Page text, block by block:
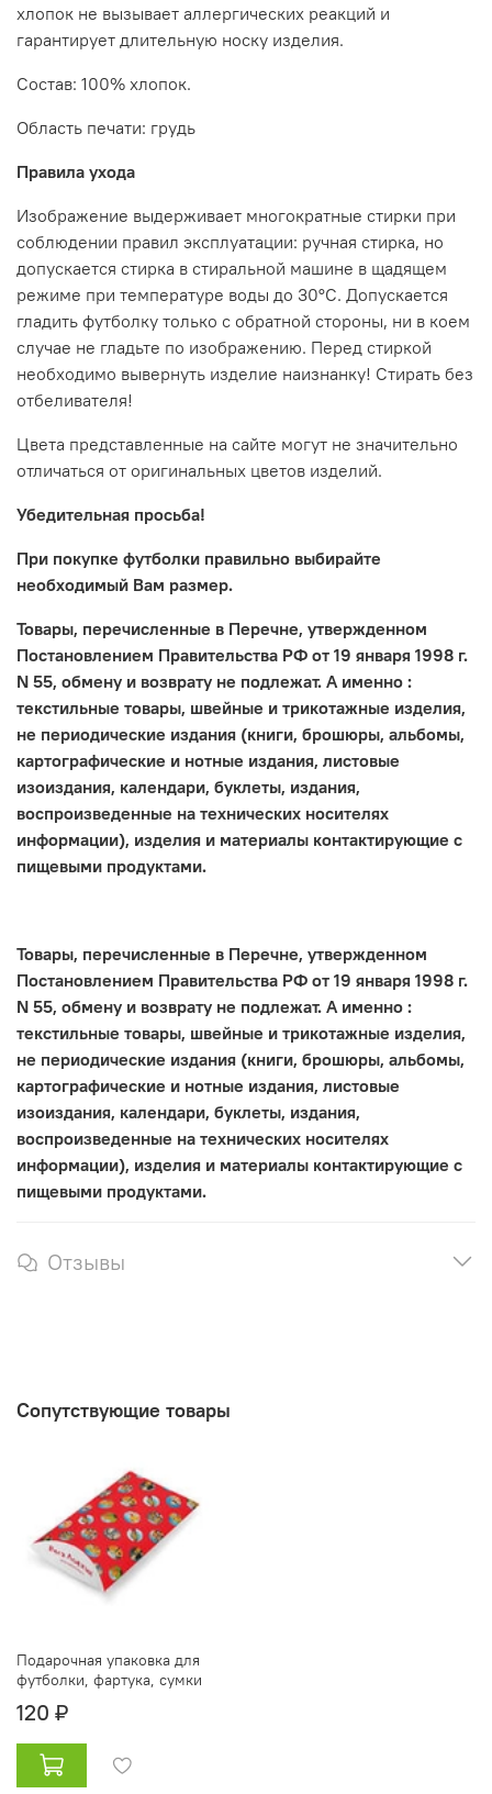
хлопок не вызывает аллергических реакций и
гарантирует длительную носку изделия.
Состав: 100% хлопок.
Область печати: грудь
Правила ухода
Изображение выдерживает многократные стирки при
соблюдении правил эксплуатации: ручная стирка, но
допускается стирка в стиральной машине в щадящем
режиме при температуре воды до 30°C. Допускается
гладить футболку только с обратной стороны, ни в коем
случае не гладьте по изображению. Перед стиркой
необходимо вывернуть изделие наизнанку! Стирать без
отбеливателя!
Цвета представленные на сайте могут не значительно
отличаться от оригинальных цветов изделий.
Убедительная просьба!
При покупке футболки правильно выбирайте
необходимый Вам размер.
Товары, перечисленные в Перечне, утвержденном
Постановлением Правительства РФ от 19 января 1998 г.
N 55, обмену и возврату не подлежат. А именно :
текстильные товары, швейные и трикотажные изделия,
не периодические издания (книги, брошюры, альбомы,
картографические и нотные издания, листовые
изоиздания, календари, буклеты, издания,
воспроизведенные на технических носителях
информации), изделия и материалы контактирующие с
пищевыми продуктами.
Товары, перечисленные в Перечне, утвержденном
Постановлением Правительства РФ от 19 января 1998 г.
N 55, обмену и возврату не подлежат. А именно :
текстильные товары, швейные и трикотажные изделия,
не периодические издания (книги, брошюры, альбомы,
картографические и нотные издания, листовые
изоиздания, календари, буклеты, издания,
воспроизведенные на технических носителях
информации), изделия и материалы контактирующие с
пищевыми продуктами.
Отзывы
Сопутствующие товары
Подарочная упаковка для
футболки, фартука, сумки
120 ₽